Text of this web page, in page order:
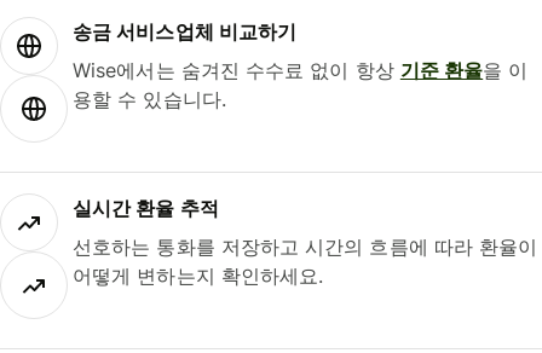
송금 서비스업체 비교하기
Wise에서는 숨겨진 수수료 없이 항상 기준 환율을 이
용할 수 있습니다.
실시간 환율 추적
선호하는 통화를 저장하고 시간의 흐름에 따라 환율이
어떻게 변하는지 확인하세요.